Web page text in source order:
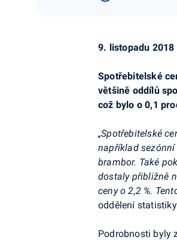
9. listopadu 2018
Spotřebitelské
většině oddílů
což bylo o 0,1
„Spotřebitelské
například sezónní
brambor. Také
dostaly přibližně
ceny o 2,2 %.
oddělení
Podrobnosti byly